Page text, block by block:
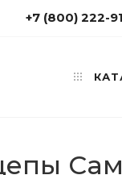
+7 (800) 222-